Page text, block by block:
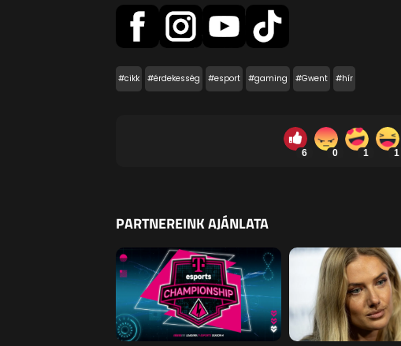
#cikk #érdekesség #esport #gaming #Gwent #hír
6 0 1 1
PARTNEREINK AJÁNLATA